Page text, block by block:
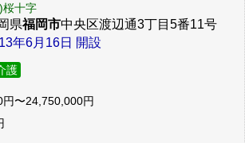
桜十字
県福岡市中央区渡辺通3丁目5番11号
年6月16日 開設
護
〜24,750,000円